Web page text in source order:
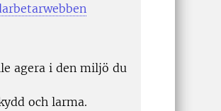
agera i den miljö du
och larma.